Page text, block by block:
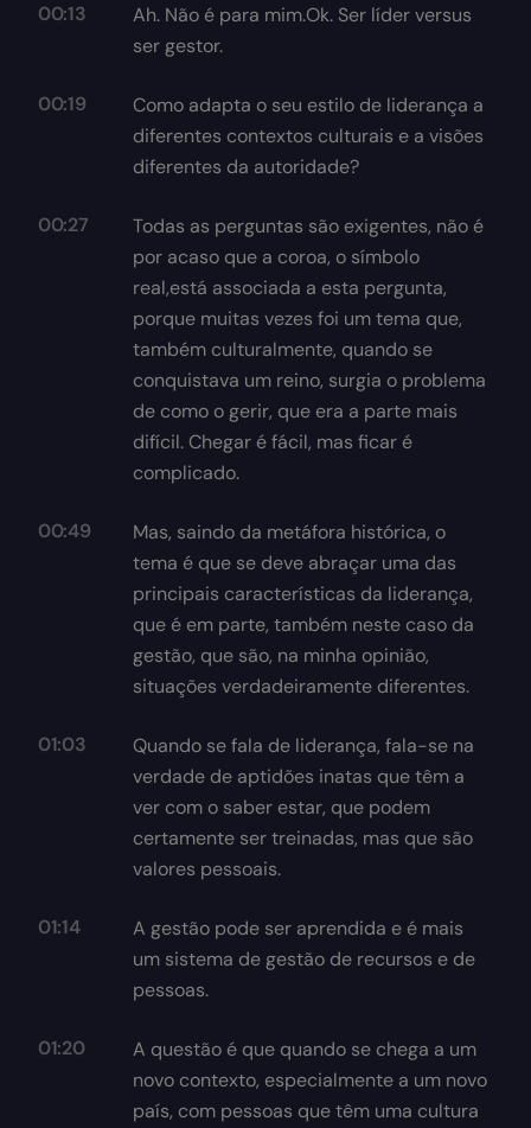
00:13
Ah. Não é para mim.Ok. Ser líder versus
ser gestor.
00:19
Como adapta o seu estilo de liderança a
diferentes contextos culturais e a visões
diferentes da autoridade?
00:27
Todas as perguntas são exigentes, não é
por acaso que a coroa, o símbolo
real,está associada a esta pergunta,
porque muitas vezes foi um tema que,
também culturalmente, quando se
conquistava um reino, surgia o problema
de como o gerir, que era a parte mais
difícil. Chegar é fácil, mas ficar é
complicado.
00:49
Mas, saindo da metáfora histórica, o
tema é que se deve abraçar uma das
principais características da liderança,
que é em parte, também neste caso da
gestão, que são, na minha opinião,
situações verdadeiramente diferentes.
01:03
Quando se fala de liderança, fala-se na
verdade de aptidões inatas que têm a
ver com o saber estar, que podem
certamente ser treinadas, mas que são
valores pessoais.
01:14
A gestão pode ser aprendida e é mais
um sistema de gestão de recursos e de
pessoas.
01:20
A questão é que quando se chega a um
novo contexto, especialmente a um novo
país, com pessoas que têm uma cultura